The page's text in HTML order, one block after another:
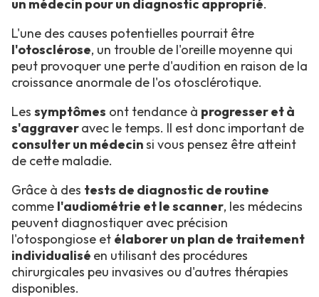
un médecin pour un diagnostic approprié.
L'une des causes potentielles pourrait être
l'otosclérose, un trouble de l'oreille moyenne qui
peut provoquer une perte d'audition en raison de la
croissance anormale de l'os otosclérotique.
Les symptômes ont tendance à progresser et à
s'aggraveravec le temps. Il est donc important de
consulter un médecinsi vous pensez être atteint
de cette maladie.
Grâce à des tests de diagnostic de routine
comme l'audiométrie et le scanner, les médecins
peuvent diagnostiquer avec précision
l'otospongiose et élaborer un plan de traitement
individualisé en utilisant des procédures
chirurgicales peu invasives ou d'autres thérapies
disponibles.